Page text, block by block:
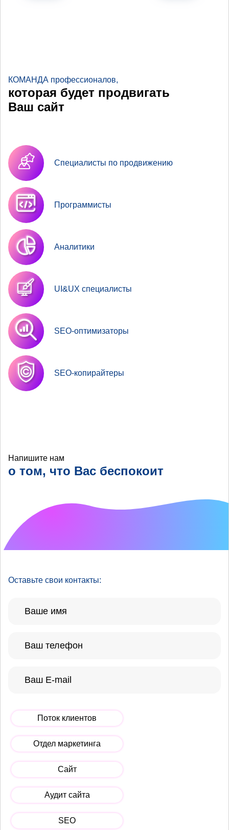
КОМАНДА профессионалов,
которая будет продвигать
Ваш сайт
Специалисты по продвижению
Программисты
Аналитики
UI&UX специалисты
SEO-оптимизаторы
SEO-копирайтеры
Напишите нам
о том, что Вас беспокоит
Оставьте свои контакты:
Поток клиентов
Отдел маркетинга
Сайт
Аудит сайта
SEO